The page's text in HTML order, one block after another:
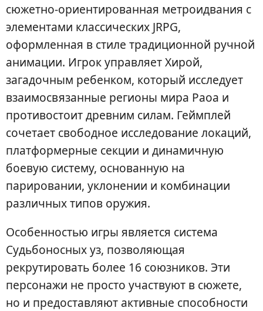
сюжетно-ориентированная метроидвания с
элементами классических JRPG,
оформленная в стиле традиционной ручной
анимации. Игрок управляет Хирой,
загадочным ребенком, который исследует
взаимосвязанные регионы мира Раоа и
противостоит древним силам. Геймплей
сочетает свободное исследование локаций,
платформерные секции и динамичную
боевую систему, основанную на
парировании, уклонении и комбинации
различных типов оружия.
Особенностью игры является система
Судьбоносных уз, позволяющая
рекрутировать более 16 союзников. Эти
персонажи не просто участвуют в сюжете,
но и предоставляют активные способности